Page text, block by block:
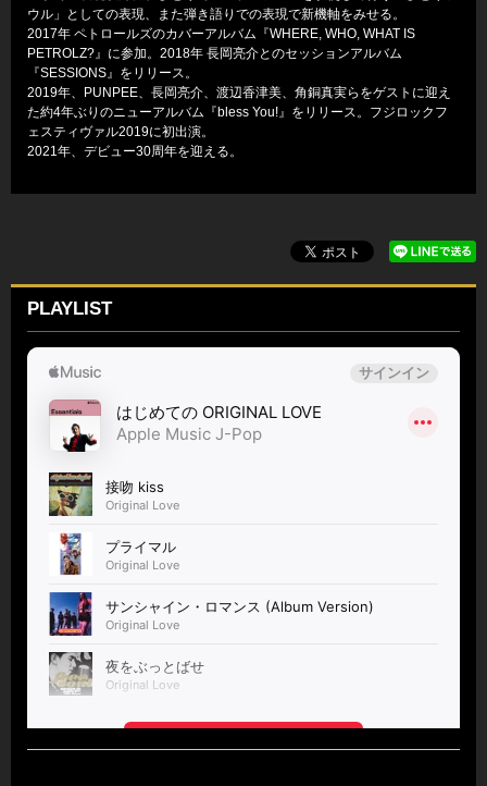
ウル」としての表現、また弾き語りでの表現で新機軸をみせる。
2017年 ペトロールズのカバーアルバム『WHERE, WHO, WHAT IS
PETROLZ?』に参加。2018年 長岡亮介とのセッションアルバム
『SESSIONS』をリリース。
2019年、PUNPEE、長岡亮介、渡辺香津美、角銅真実らをゲストに迎え
た約4年ぶりのニューアルバム『bless You!』をリリース。フジロックフ
ェスティヴァル2019に初出演。
2021年、デビュー30周年を迎える。
PLAYLIST